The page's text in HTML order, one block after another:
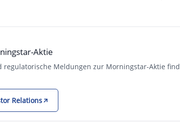
Aktie
Meldungen zur Morningstar-Aktie
Relations